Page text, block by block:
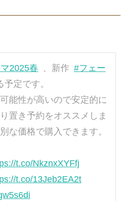
2025春 、新作 #フェー
定です。
能性が高いので安定的に
置き予約をオススメしま
な価格で購入できます。
t.co/NkznxXYFfj
t.co/13Jeb2EA2t